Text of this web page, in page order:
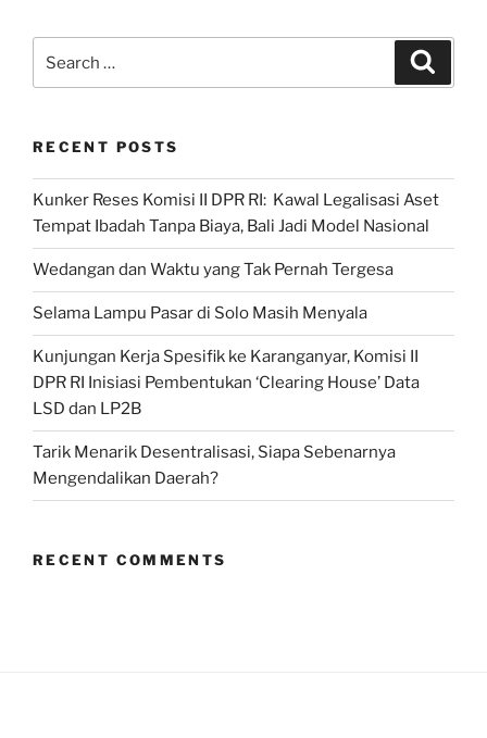
Puan
Jateng”
for:
RECENT POSTS
Kunker Reses Komisi II DPR RI: Kawal Legalisasi Aset
Tempat Ibadah Tanpa Biaya, Bali Jadi Model Nasional
Wedangan dan Waktu yang Tak Pernah Tergesa
Selama Lampu Pasar di Solo Masih Menyala
Kunjungan Kerja Spesifik ke Karanganyar, Komisi II
DPR RI Inisiasi Pembentukan ‘Clearing House’ Data
LSD dan LP2B
Tarik Menarik Desentralisasi, Siapa Sebenarnya
Mengendalikan Daerah?
RECENT COMMENTS